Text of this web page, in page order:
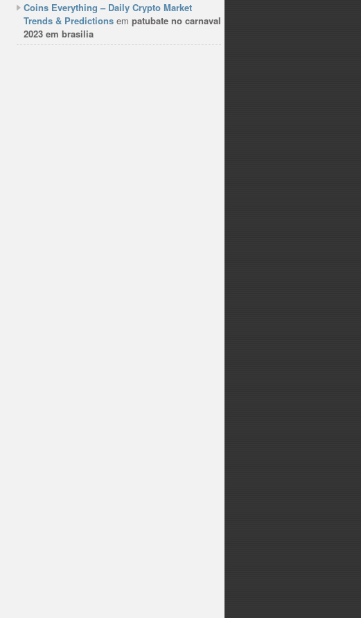
Coins Everything – Daily Crypto Market
Trends & Predictions em patubate no carnaval
2023 em brasilia